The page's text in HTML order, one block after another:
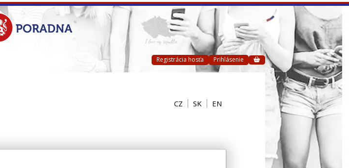
Registrácia hosťa Prihlásenie
CZ SK EN